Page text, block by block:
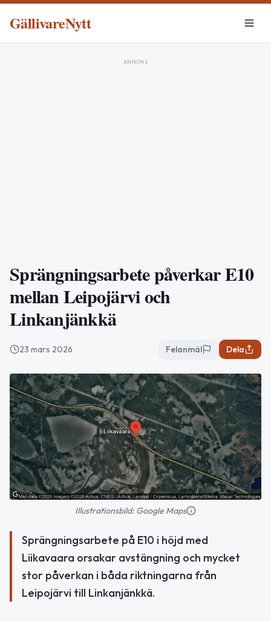
GällivareNytt
ANNONS
Sprängningsarbete påverkar E10
mellan Leipojärvi och
Linkanjänkkä
23 mars 2026 Felanmäl Dela
Illustrationsbild: Google Maps
Sprängningsarbete på E10 i höjd med
Liikavaara orsakar avstängning och mycket
stor påverkan i båda riktningarna från
Leipojärvi till Linkanjänkkä.